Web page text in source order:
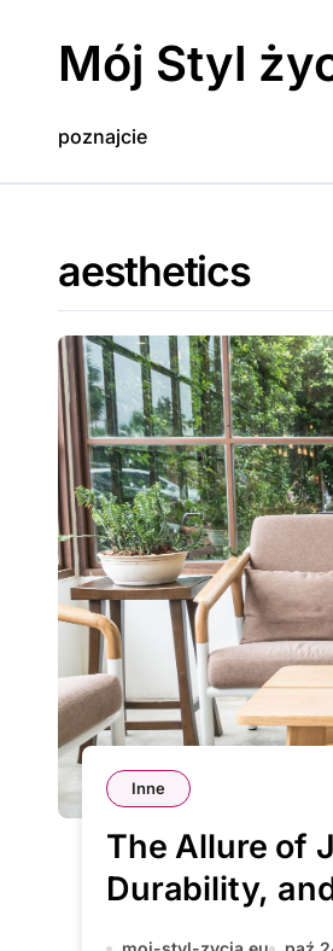
Mój Styl
poznajcie
aesthetics
Inne
The Allure of
Durability,